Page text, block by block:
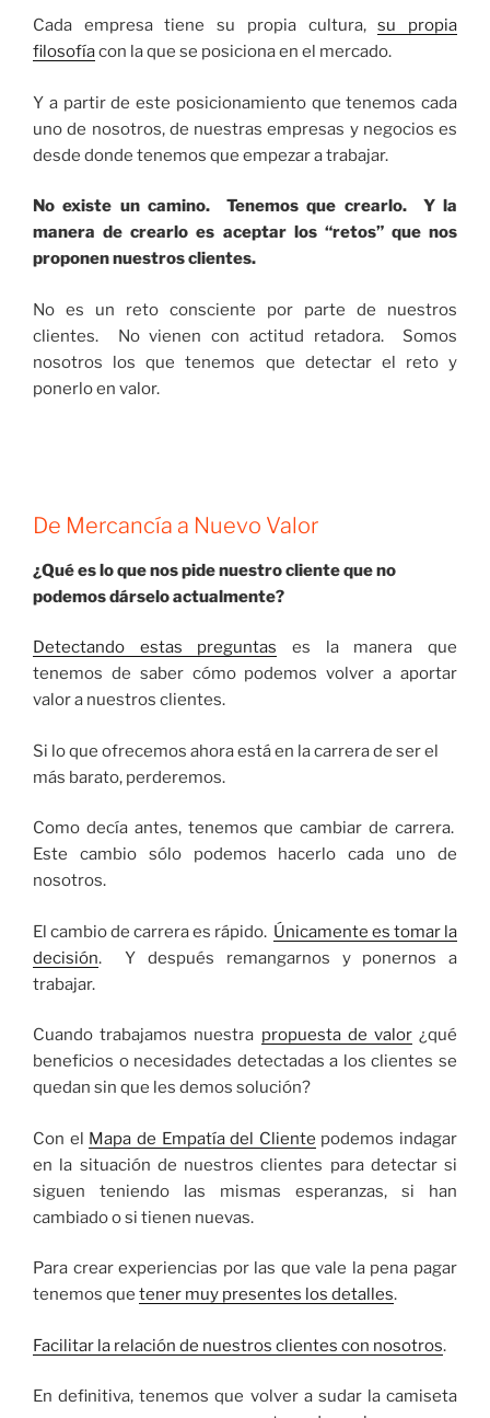
Cada empresa tiene su propia cultura,su propia
filosofíacon la que se posiciona en el mercado.
Y a partir de este posicionamiento que tenemos cada
uno de nosotros, de nuestras empresas y negocios es
desde donde tenemos que empezar a trabajar.
No existe un camino. Tenemos que crearlo. Y la
manera de crearlo es aceptar los “retos” que nos
proponen nuestros clientes.
No es un reto consciente por parte de nuestros
clientes. No vienen con actitud retadora. Somos
nosotros los que tenemos que detectar el reto y
ponerlo en valor.
De Mercancía a Nuevo Valor
¿Qué es lo que nos pide nuestro cliente que no
podemos dárselo actualmente?
Detectando estas preguntas es la manera que
tenemos de saber cómo podemos volver a aportar
valor a nuestros clientes.
Si lo que ofrecemos ahora está en la carrera de ser el
más barato, perderemos.
Como decía antes, tenemos que cambiar de carrera.
Este cambio sólo podemos hacerlo cada uno de
nosotros.
El cambio de carrera es rápido. Únicamente es tomar la
decisión. Y después remangarnos y ponernos a
trabajar.
Cuando trabajamos nuestra propuesta de valor¿qué
beneficios o necesidades detectadas a los clientes se
quedan sin que les demos solución?
Con el Mapa de Empatía del Cliente podemos indagar
en la situación de nuestros clientes para detectar si
siguen teniendo las mismas esperanzas, si han
cambiado o si tienen nuevas.
Para crear experiencias por las que vale la pena pagar
tenemos que tener muy presentes los detalles.
Facilitar la relación de nuestros clientes con nosotros.
En definitiva, tenemos que volver a sudar la camiseta